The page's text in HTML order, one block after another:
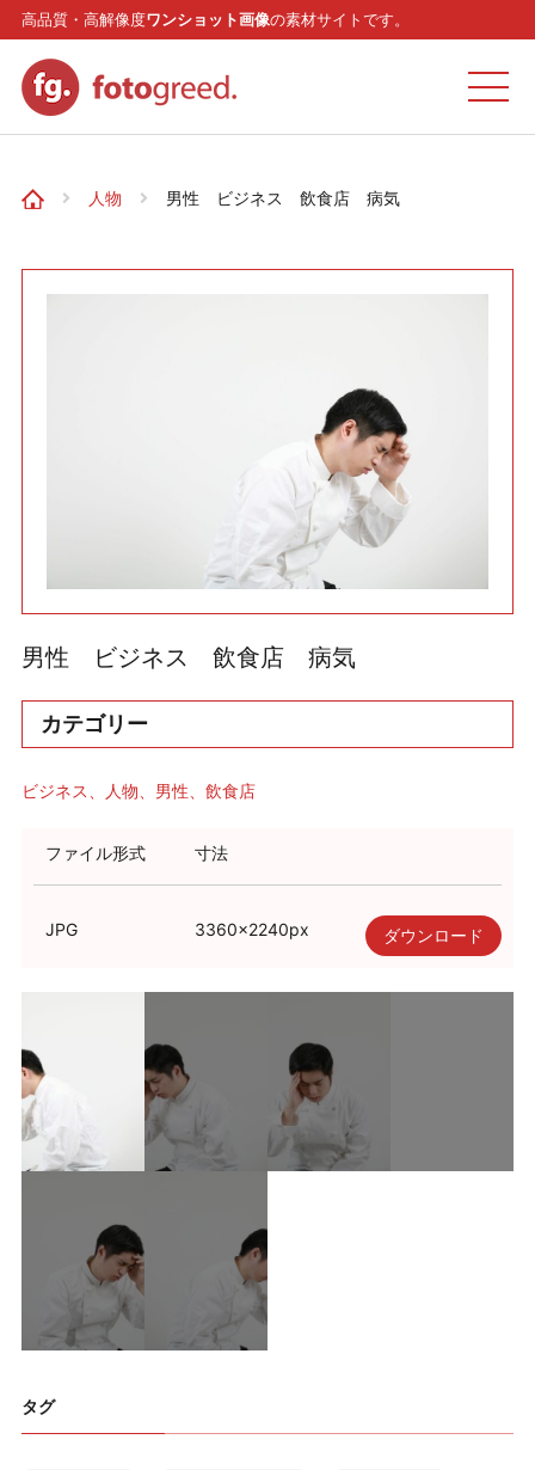
高品質・高解像度ワンショット画像の素材サイトです。
人物 男性 ビジネス 飲食店 病気
男性 ビジネス 飲食店 病気
カテゴリー
ビジネス 人物 男性 飲食店
ファイル形式 寸法
JPG 3360×2240px ダウンロード
タグ